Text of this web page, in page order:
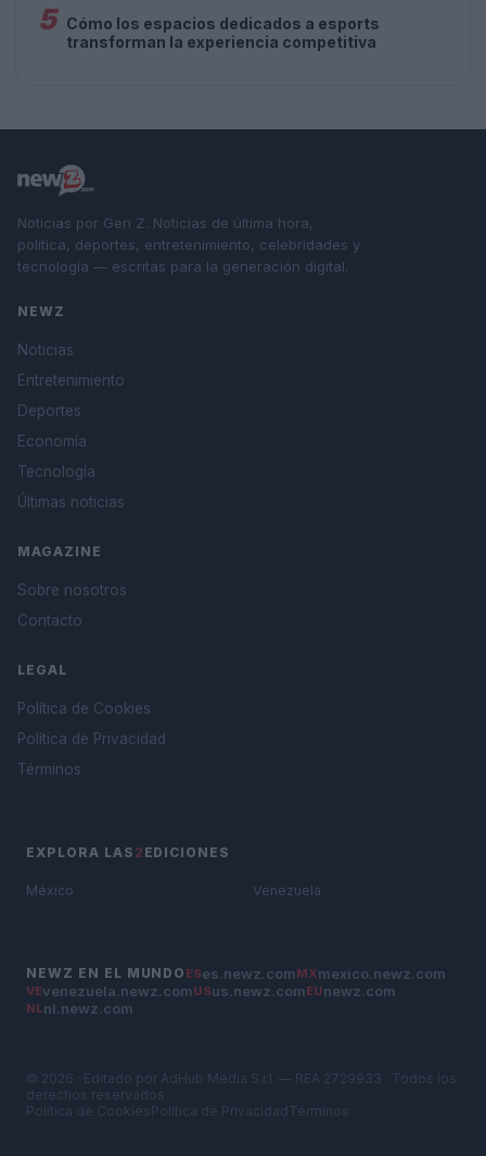
5 Cómo los espacios dedicados a esports
transforman la experiencia competitiva
Noticias por Gen Z. Noticias de última hora,
política, deportes, entretenimiento, celebridades y
tecnología — escritas para la generación digital.
NEWZ
Noticias
Entretenimiento
Deportes
Economía
Tecnología
Últimas noticias
MAGAZINE
Sobre nosotros
Contacto
LEGAL
Política de Cookies
Política de Privacidad
Términos
EXPLORA LAS 2 EDICIONES
México Venezuela
NEWZ EN EL MUNDO ESes.newz.com MXmexico.newz.com
VEvenezuela.newz.com USus.newz.com EUnewz.com
NLnl.newz.com
© 2026 · Editado por AdHub Media S.r.l. — REA 2729933 · Todos los
derechos reservados
Política de Cookies Política de Privacidad Términos